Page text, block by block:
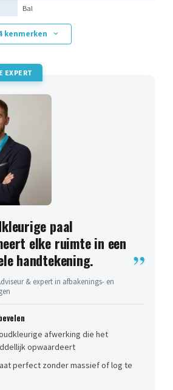
Bal
kenmerken
EXPERT
paal
elke ruimte in een
handtekening.
& expert in afbakenings- en
afwerking die het
opwaardeert
perfect zonder massief of log te